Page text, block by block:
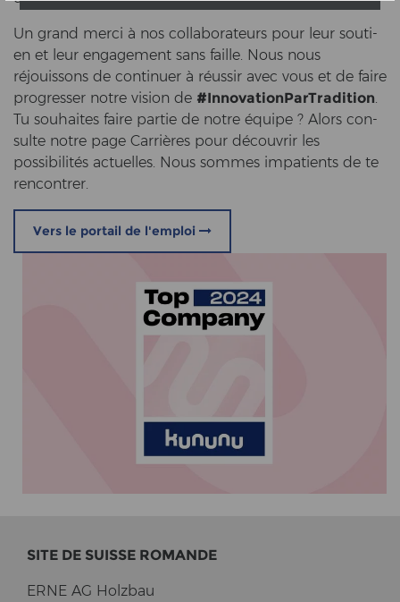
Un grand merci à nos col­la­bo­ra­teurs pour leur sou­ti­
en et leur en­ga­ge­ment sans fail­le. Nous nous
réjouissons de con­ti­nu­er à réussir avec vous et de faire
pro­gres­ser notre vi­si­on de #In­no­va­tion­Par­Tra­di­ti­on.
Tu sou­hai­tes faire par­tie de notre équipe ? Alors con­
sul­te notre page Carrières pour découvrir les
possibilités ac­tu­el­les. Nous som­mes im­pa­ti­ents de te
ren­con­trer.
Vers le portail de l'emploi
SITE DE SUIS­SE RO­MAN­DE
ERNE AG Holz­bau